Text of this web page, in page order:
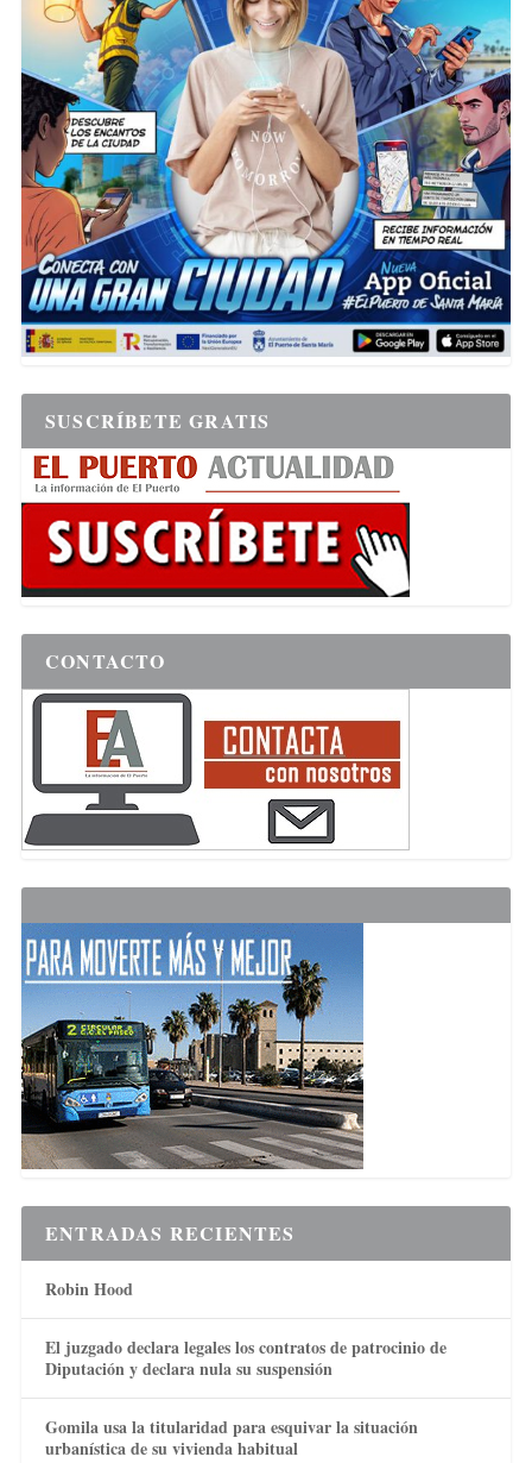
SUSCRÍBETE GRATIS
CONTACTO
ENTRADAS RECIENTES
Robin Hood
El juzgado declara legales los contratos de patrocinio de
Diputación y declara nula su suspensión
Gomila usa la titularidad para esquivar la situación
urbanística de su vivienda habitual